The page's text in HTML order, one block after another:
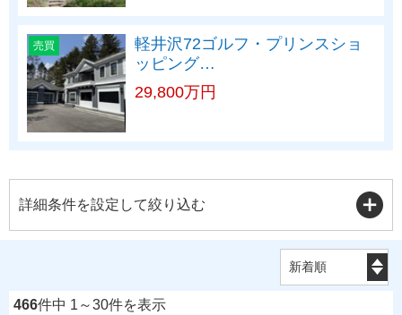
売買
軽井沢72ゴルフ・プリンスショ
ッピング…
29,800万円
詳細条件を設定して絞り込む
466件中 1～30件を表示